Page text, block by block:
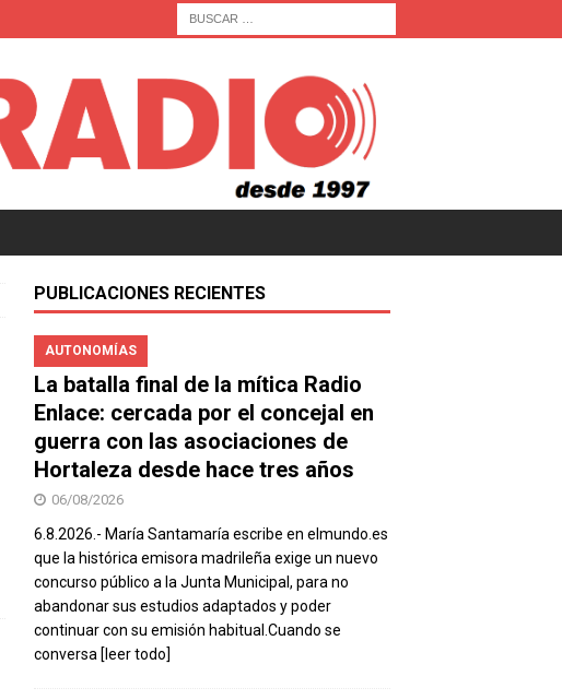
PUBLICACIONES RECIENTES
AUTONOMÍAS
La batalla final de la mítica Radio
Enlace: cercada por el concejal en
guerra con las asociaciones de
Hortaleza desde hace tres años
06/08/2026
6.8.2026.- María Santamaría escribe en elmundo.es
que la histórica emisora madrileña exige un nuevo
concurso público a la Junta Municipal, para no
abandonar sus estudios adaptados y poder
continuar con su emisión habitual.Cuando se
conversa [leer todo]